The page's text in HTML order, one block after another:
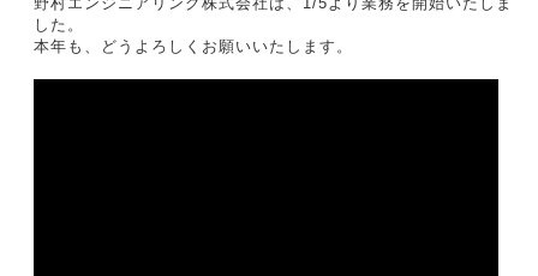
した。
本年も、どうよろしくお願いいたします。